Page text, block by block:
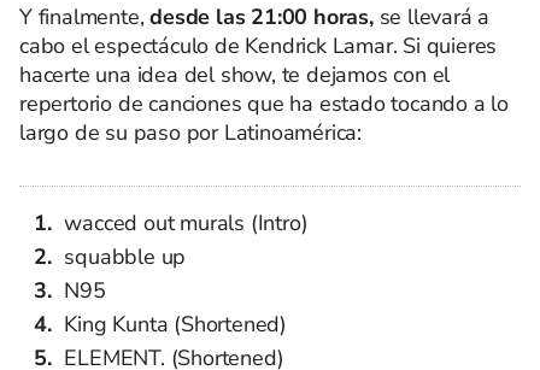
Y finalmente,desde las 21:00 horas,se llevará a
cabo el espectáculo de Kendrick Lamar. Si quieres
hacerte una idea del show, te dejamos con el
repertorio de canciones que ha estado tocando a lo
largo de su paso por Latinoamérica:
wacced out murals (Intro)
squabble up
N95
King Kunta (Shortened)
ELEMENT. (Shortened)